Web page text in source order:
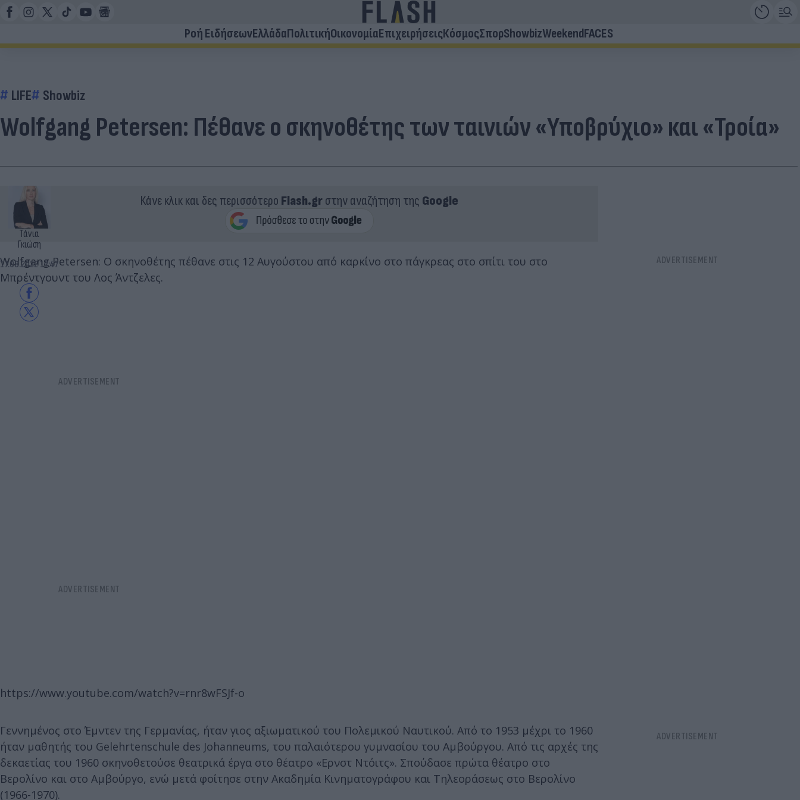
Ροή ΕιδήσεωνΕλλάδαΠολιτικήΟικονομίαΕπιχειρήσειςΚόσμοςΣπορShowbizWeekendFACES
LIFE Showbiz
Wolfgang Petersen: Πέθανε ο σκηνοθέτης των ταινιών «Υποβρύχιο» και «Τροία»
Τάνια
Γκιώση
17.08.2022 17:47
Κάνε κλικ και δες περισσότερο Flash.grστην αναζήτηση της Google
Wolfgang Petersen: Ο σκηνοθέτης πέθανε στις 12 Αυγούστου από καρκίνο στο πάγκρεας στο σπίτι του στο
Μπρέντγουντ του Λος Άντζελες.
https://www.youtube.com/watch?v=rnr8wFSJf-o
Γεννημένος στο Έμντεν της Γερμανίας, ήταν γιος αξιωματικού του Πολεμικού Ναυτικού. Από το 1953 μέχρι το 1960
ήταν μαθητής του Gelehrtenschule des Johanneums, του παλαιότερου γυμνασίου του Αμβούργου. Από τις αρχές της
δεκαετίας του 1960 σκηνοθετούσε θεατρικά έργα στο θέατρο «Ερνστ Ντόιτς». Σπούδασε πρώτα θέατρο στο
Βερολίνο και στο Αμβούργο, ενώ μετά φοίτησε στην Ακαδημία Κινηματογράφου και Τηλεοράσεως στο Βερολίνο
(1966-1970).